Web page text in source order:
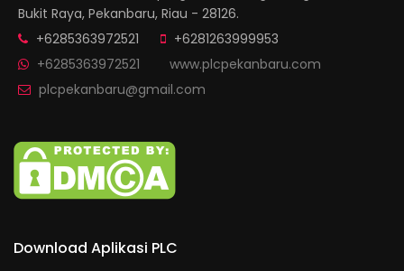
Bukit Raya, Pekanbaru, Riau - 28126.
+6285363972521
+6281263999953
+6285363972521
www.plcpekanbaru.com
plcpekanbaru@gmail.com
Download Aplikasi PLC